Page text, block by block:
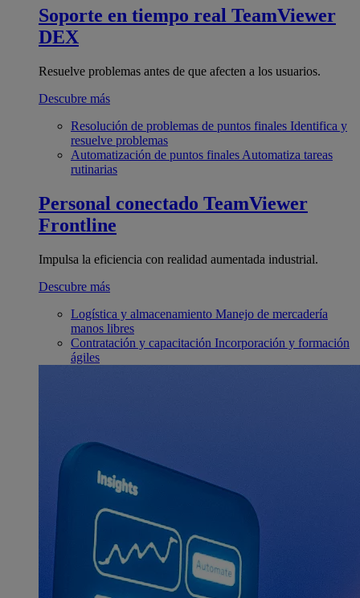
Soporte en tiempo real TeamViewer
DEX
Resuelve problemas antes de que afecten a los usuarios.
Descubre más
Resolución de problemas de puntos finales Identifica y
resuelve problemas
Automatización de puntos finales Automatiza tareas
rutinarias
Personal conectado TeamViewer
Frontline
Impulsa la eficiencia con realidad aumentada industrial.
Descubre más
Logística y almacenamiento Manejo de mercadería
manos libres
Contratación y capacitación Incorporación y formación
ágiles